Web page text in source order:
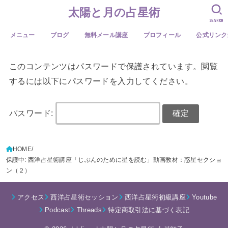
太陽と月の占星術
メニュー ブログ 無料メール講座 プロフィール 公式リン
SEARCH
このコンテンツはパスワードで保護されています。閲覧
するには以下にパスワードを入力してください。
パスワード:
HOME
保護中: 西洋占星術講座「じぶんのために星を読む」動画教材：惑星セクショ
ン（２）
アクセス 西洋占星術セッション 西洋占星術初級講座
Youtube
Podcast
Threads 特定商取引法に基づく表記